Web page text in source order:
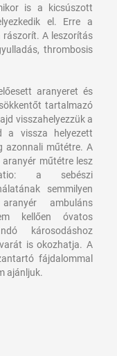
is a kicsúszott
el. Erre a
rászorít. A leszorítás
thrombosis
aranyeret és
tartalmazó
visszahelyezzük a
a vissza helyezett
azonnali műtétre. A
aranyér műtétre lesz
a sebészi
semmilyen
ambuláns
kellően óvatos
károsodáshoz
is okozhatja. A
fájdalommal
ajánljuk.